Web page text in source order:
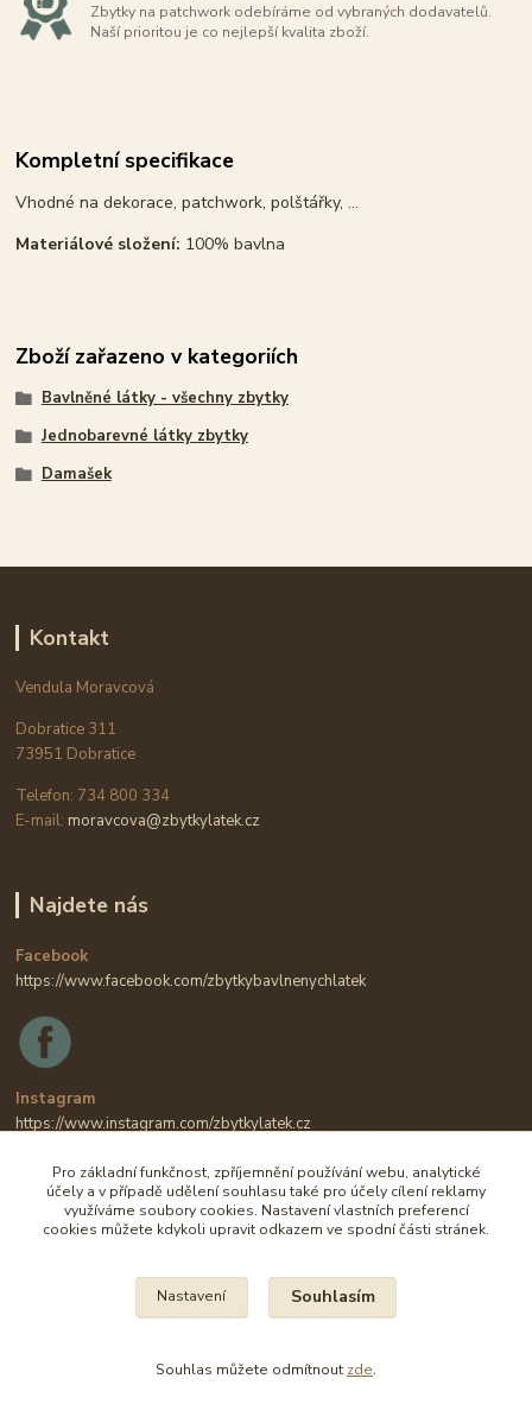
Zbytky na patchwork odebíráme od vybraných dodavatelů.
Naší prioritou je co nejlepší kvalita zboží.
Kompletní specifikace
Vhodné na dekorace, patchwork, polštářky, ...
Materiálové složení: 100% bavlna
Zboží zařazeno v kategoriích
Bavlněné látky - všechny zbytky
Jednobarevné látky zbytky
Damašek
Kontakt
Vendula Moravcová
Dobratice 311
73951 Dobratice
Telefon: 734 800 334
E-mail: moravcova@zbytkylatek.cz
Najdete nás
Facebook
https://www.facebook.com/zbytkybavlnenychlatek
Instagram
https://www.instagram.com/zbytkylatek.cz
Na všechny fotografie se vztahují autorská práva.
Pro základní funkčnost, zpříjemnění používání webu, analytické
účely a v případě udělení souhlasu také pro účely cílení reklamy
využíváme soubory cookies. Nastavení vlastních preferencí
cookies můžete kdykoli upravit odkazem ve spodní části stránek.
Nastavení Souhlasím
Souhlas můžete odmítnout zde.